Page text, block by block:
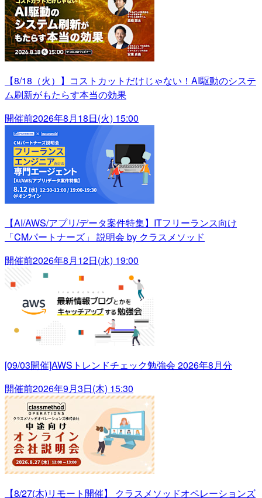
【8/18（火）】コストカットだけじゃない！AI駆動のシステ
ム刷新がもたらす本当の効果
開催前2026年8月18日(火) 15:00
【AI/AWS/アプリ/データ案件特集】ITフリーランス向け
「CMパートナーズ」 説明会 by クラスメソッド
開催前2026年8月12日(水) 19:00
[09/03開催]AWSトレンドチェック勉強会 2026年8月分
開催前2026年9月3日(木) 15:30
【8/27(木)リモート開催】 クラスメソッドオペレーションズ